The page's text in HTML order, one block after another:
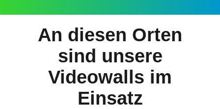
An diesen Orten
sind unsere
Videowalls im
Einsatz